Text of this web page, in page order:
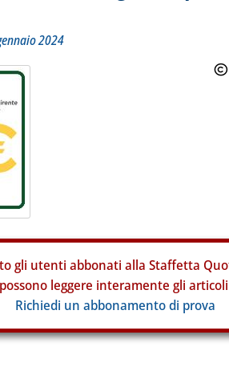
2024
gli utenti abbonati alla Staffetta
possono leggere interamente gli
Richiedi un abbonamento di prova